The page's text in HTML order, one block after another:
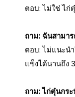
ตอบ: ไม่ใช่ ไก่
ถาม: ฉันสามา
ตอบ: ไม่แนะน
แข็งได้นานถึง
ถาม: ไก่ตุ๋นกร